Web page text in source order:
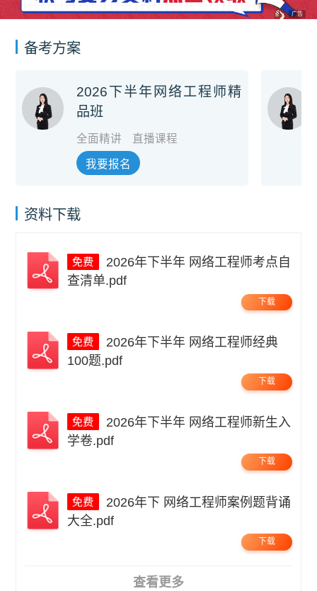
广告
备考方案
2026下半年网络工程师精
品班
全面精讲 直播课程
我要报名
资料下载
查清单.pdf
下载
100题.pdf
下载
学卷.pdf
下载
大全.pdf
下载
查看更多